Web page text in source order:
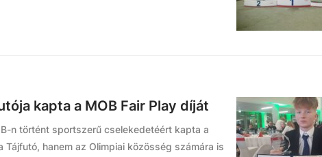
kapta a MOB Fair Play díját
n történt sportszerű cselekedetéért kapta a
hanem az Olimpiai közösség számára is